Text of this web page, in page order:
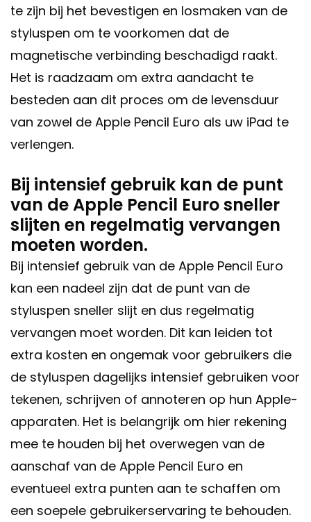
te zijn bij het bevestigen en losmaken van de
styluspen om te voorkomen dat de
magnetische verbinding beschadigd raakt.
Het is raadzaam om extra aandacht te
besteden aan dit proces om de levensduur
van zowel de Apple Pencil Euro als uw iPad te
verlengen.
Bij intensief gebruik kan de punt
van de Apple Pencil Euro sneller
slijten en regelmatig vervangen
moeten worden.
Bij intensief gebruik van de Apple Pencil Euro
kan een nadeel zijn dat de punt van de
styluspen sneller slijt en dus regelmatig
vervangen moet worden. Dit kan leiden tot
extra kosten en ongemak voor gebruikers die
de styluspen dagelijks intensief gebruiken voor
tekenen, schrijven of annoteren op hun Apple-
apparaten. Het is belangrijk om hier rekening
mee te houden bij het overwegen van de
aanschaf van de Apple Pencil Euro en
eventueel extra punten aan te schaffen om
een soepele gebruikerservaring te behouden.